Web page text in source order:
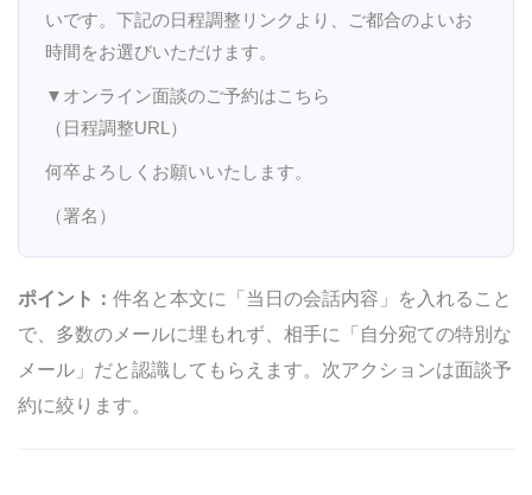
いです。下記の日程調整リンクより、ご都合のよいお
時間をお選びいただけます。
▼オンライン面談のご予約はこちら
（日程調整URL）
何卒よろしくお願いいたします。
（署名）
ポイント： 件名と本文に「当日の会話内容」を入れること
で、多数のメールに埋もれず、相手に「自分宛ての特別な
メール」だと認識してもらえます。次アクションは面談予
約に絞ります。